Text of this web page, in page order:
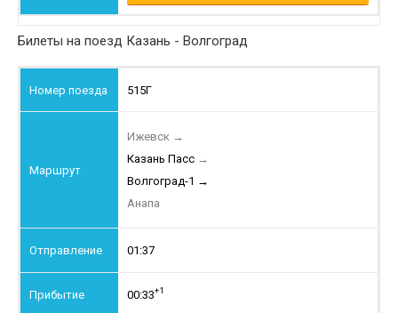
Билеты на поезд Казань - Волгоград
515Г
Ижевск →
Казань Пасс →
Волгоград-1 →
Анапа
01:37
00:33+1